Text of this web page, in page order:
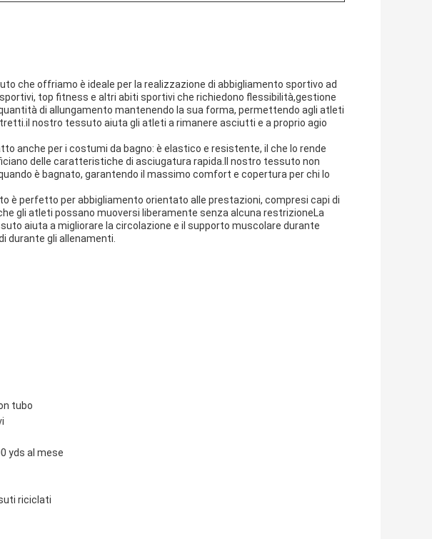
che offriamo è ideale per la realizzazione di abbigliamento sportivo ad
top fitness e altri abiti sportivi che richiedono flessibilità,gestione
di allungamento mantenendo la sua forma, permettendo agli atleti
nostro tessuto aiuta gli atleti a rimanere asciutti e a proprio agio
anche per i costumi da bagno: è elastico e resistente, il che lo rende
delle caratteristiche di asciugatura rapida.Il nostro tessuto non
è bagnato, garantendo il massimo comfort e copertura per chi lo
è perfetto per abbigliamento orientato alle prestazioni, compresi capi di
gli atleti possano muoversi liberamente senza alcuna restrizioneLa
aiuta a migliorare la circolazione e il supporto muscolare durante
durante gli allenamenti.
tubo
yds al mese
riciclati